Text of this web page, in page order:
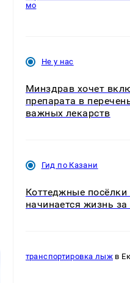
мо
Не у нас
Минздрав хочет
препарата в
важных лекарств
Гид по Казани
Коттеджные посёлки
начинается жизнь
транспортировка лыж в